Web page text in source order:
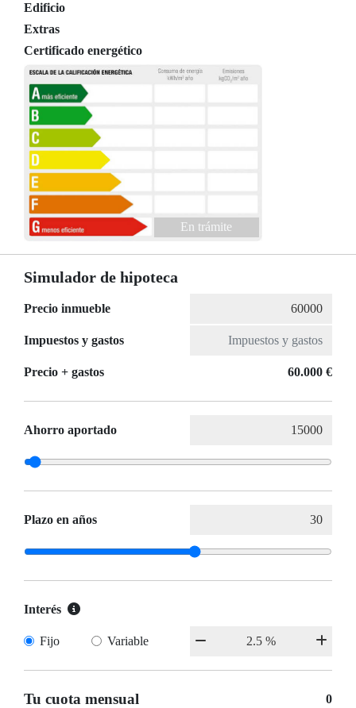
Edificio
Extras
Certificado energético
En trámite
Simulador de hipoteca
Precio inmueble
Impuestos y gastos
Precio + gastos 60.000 €
Ahorro aportado
Plazo en años
Interés
Fijo Variable
Tu cuota mensual 0